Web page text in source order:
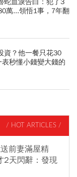
萬...領悟1事，7年翻
資？他一餐只花30
秒懂小錢變大錢的
/ HOT ARTICLES /
前妻滿屋精
2天閃辭：發現